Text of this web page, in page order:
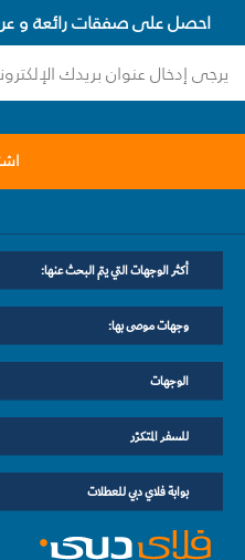
احصل على صفقات رائعة و
أكثر الوجهات التي يتم البحث عنها:
وجهات موصى بها:
الوجهات
للسفر المتكرّر
بوابة فلاي دبي للعطلات